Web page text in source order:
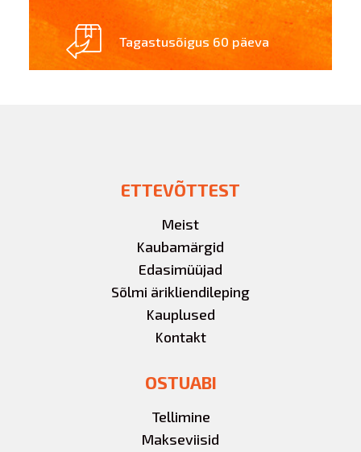
Tagastusõigus 60 päeva
ETTEVÕTTEST
Meist
Kaubamärgid
Edasimüüjad
Sõlmi ärikliendileping
Kauplused
Kontakt
OSTUABI
Tellimine
Makseviisid